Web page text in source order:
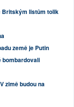
Britským listům tolik
země je Putin
bombardovali
zimě budou na